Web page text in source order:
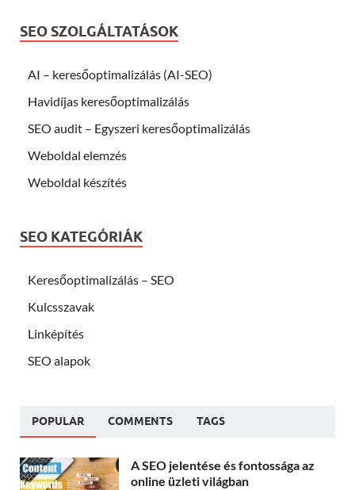
SEO SZOLGÁLTATÁSOK
AI – keresőoptimalizálás (AI-SEO)
Havidíjas keresőoptimalizálás
SEO audit – Egyszeri keresőoptimalizálás
Weboldal elemzés
Weboldal készítés
SEO KATEGÓRIÁK
Keresőoptimalizálás – SEO
Kulcsszavak
Linképítés
SEO alapok
POPULAR COMMENTS TAGS
A SEO jelentése és fontossága az
online üzleti világban